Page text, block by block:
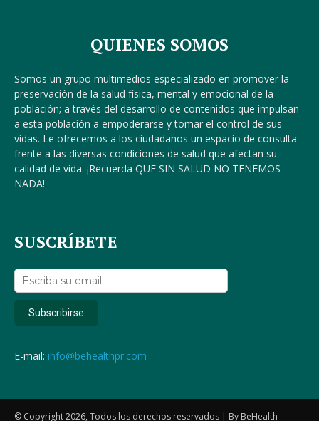
QUIENES SOMOS
Somos un grupo multimedios especializado en promover la
preservación de la salud física, mental y emocional de la
población; a través del desarrollo de contenidos que impulsan
a esta población a empoderarse y tomar el control de sus
vidas. Le ofrecemos a los ciudadanos un espacio de consulta
frente a las diversas condiciones de salud que afectan su
calidad de vida. ¡Recuerda QUE SIN SALUD NO TENEMOS
NADA!
SUSCRÍBETE
E-mail: info@behealthpr.com
© Copyright 2026, Todos los derechos reservados | By BeHealth